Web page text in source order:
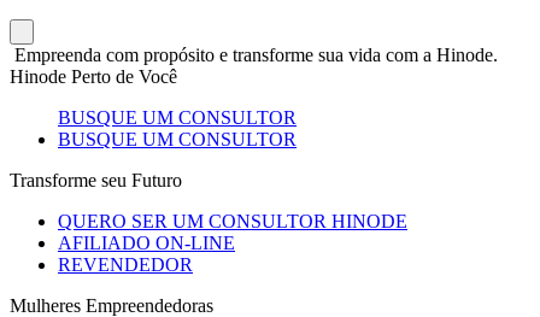
Empreenda com propósito e transforme sua vida com a Hinode.
Hinode Perto de Você
BUSQUE UM CONSULTOR
BUSQUE UM CONSULTOR
Transforme seu Futuro
QUERO SER UM CONSULTOR HINODE
AFILIADO ON-LINE
REVENDEDOR
Mulheres Empreendedoras